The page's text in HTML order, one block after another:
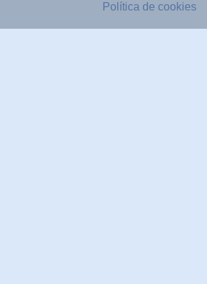
Política de cookies